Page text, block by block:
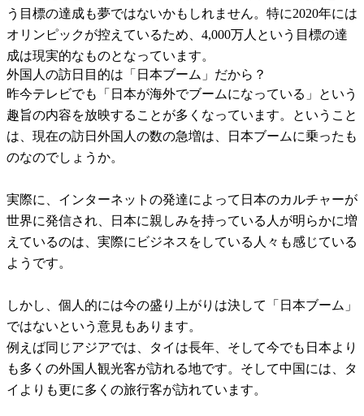
う目標の達成も夢ではないかもしれません。特に2020年には
オリンピックが控えているため、4,000万人という目標の達
成は現実的なものとなっています。
外国人の訪日目的は「日本ブーム」だから？
昨今テレビでも「日本が海外でブームになっている」という
趣旨の内容を放映することが多くなっています。ということ
は、現在の訪日外国人の数の急増は、日本ブームに乗ったも
のなのでしょうか。
実際に、インターネットの発達によって日本のカルチャーが
世界に発信され、日本に親しみを持っている人が明らかに増
えているのは、実際にビジネスをしている人々も感じている
ようです。
しかし、個人的には今の盛り上がりは決して「日本ブーム」
ではないという意見もあります。
例えば同じアジアでは、タイは長年、そして今でも日本より
も多くの外国人観光客が訪れる地です。そして中国には、タ
イよりも更に多くの旅行客が訪れています。